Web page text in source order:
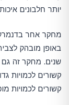
יותר חלבונים
מחקר אחר בדנמרק
באופן מובהק
שנים. מחקר זה גם
קשורים לכמויות
קשורים לכמויות